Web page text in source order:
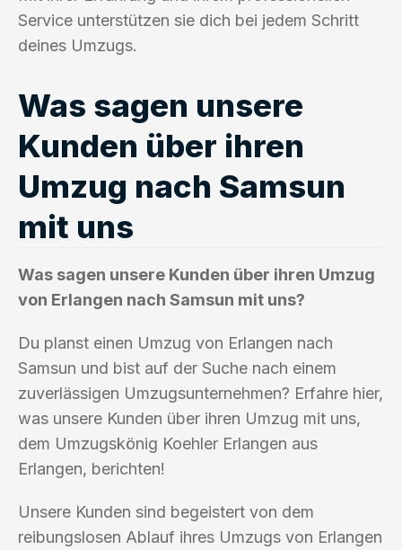
Service unterstützen sie dich bei jedem Schritt
deines Umzugs.
Was sagen unsere
Kunden über ihren
Umzug nach Samsun
mit uns
Was sagen unsere Kunden über ihren Umzug
von Erlangen nach Samsun mit uns?
Du planst einen Umzug von Erlangen nach
Samsun und bist auf der Suche nach einem
zuverlässigen Umzugsunternehmen? Erfahre hier,
was unsere Kunden über ihren Umzug mit uns,
dem Umzugskönig Koehler Erlangen aus
Erlangen, berichten!
Unsere Kunden sind begeistert von dem
reibungslosen Ablauf ihres Umzugs von Erlangen